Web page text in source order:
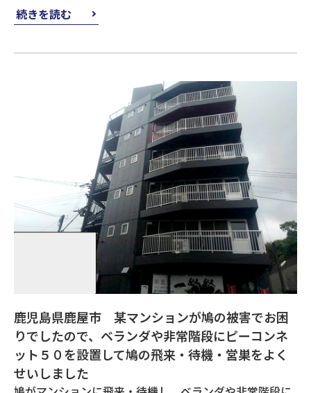
続きを読む
鹿児島県鹿屋市 某マンションが鳩の被害でお困
りでしたので、ベランダや非常階段にピーコンネ
ット５０を設置して鳩の飛来・待機・営巣をよく
せいしました